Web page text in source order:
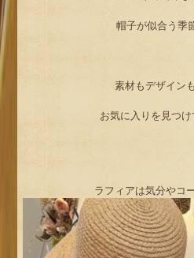
帽子が似合う季
素材もデザイン
お気に入りを見つけ
ラフィアは気分やコ